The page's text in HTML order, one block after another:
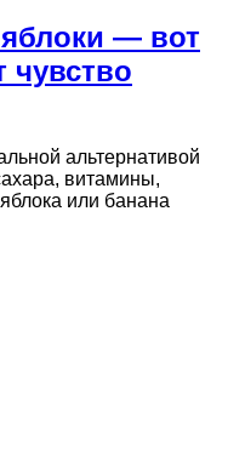
— вот
чувство
альтернативой
витамины,
или банана